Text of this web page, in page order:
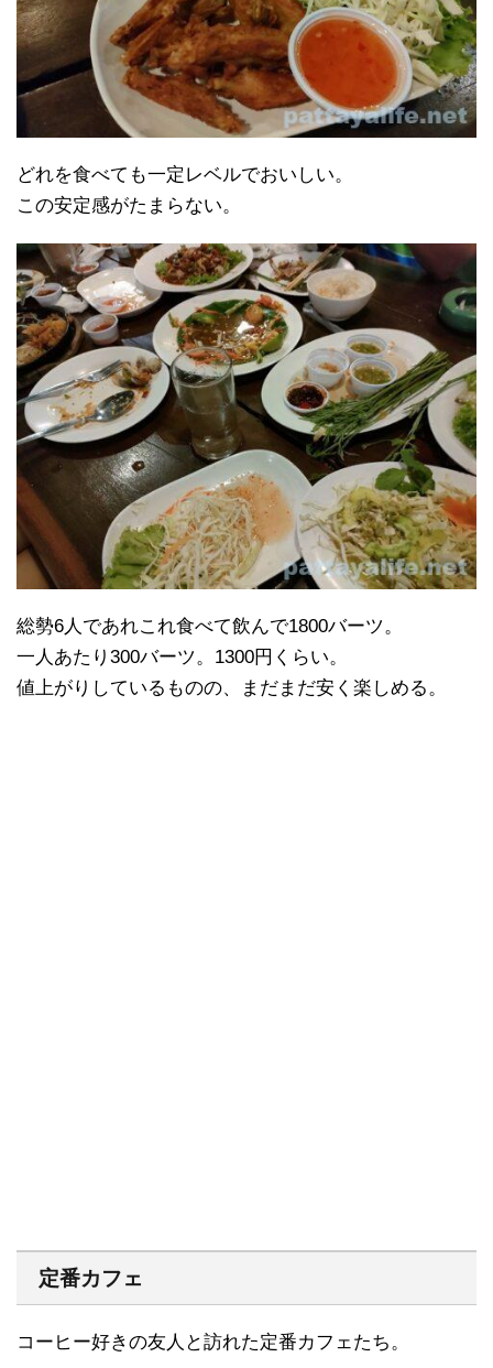
どれを食べても一定レベルでおいしい。
この安定感がたまらない。
総勢6人であれこれ食べて飲んで1800バーツ。
一人あたり300バーツ。1300円くらい。
値上がりしているものの、まだまだ安く楽しめる。
定番カフェ
コーヒー好きの友人と訪れた定番カフェたち。